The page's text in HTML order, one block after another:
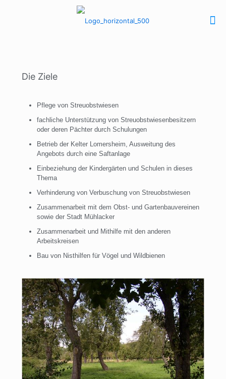
Die Ziele
Pflege von Streuobstwiesen
fachliche Unterstützung von Streuobstwiesenbesitzern
oder deren Pächter durch Schulungen
Betrieb der Kelter Lomersheim, Ausweitung des
Angebots durch eine Saftanlage
Einbeziehung der Kindergärten und Schulen in dieses
Thema
Verhinderung von Verbuschung von Streuobstwiesen
Zusammenarbeit mit dem Obst- und Gartenbauvereinen
sowie der Stadt Mühlacker
Zusammenarbeit und Mithilfe mit den anderen
Arbeitskreisen
Bau von Nisthilfen für Vögel und Wildbienen